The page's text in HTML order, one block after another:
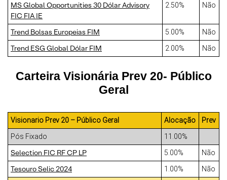
MS Global Opportunities 30 Dólar Advisory
FIC FIA IE
2.50% Não
Trend Bolsas Europeias FIM 5.00% Não
Trend ESG Global Dólar FIM 2.00% Não
Carteira Visionária Prev 20- Público
Geral
Visionario Prev 20 – Público Geral Alocação
Prev
Pós Fixado
11.00%
Selection FIC RF CP LP 5.00% Não
Tesouro Selic 2024 1.00% Não